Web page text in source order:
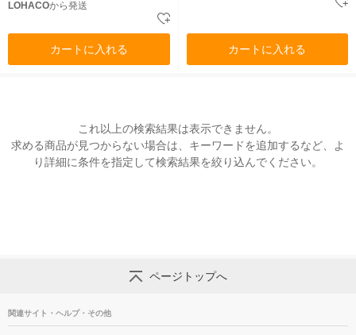
LOHACOから発送
カートに入れる カートに入れる
これ以上の検索結果は表示できません。
求める商品が見つからない場合は、キーワードを追加するなど、よ
り詳細に条件を指定して検索結果を絞り込んでください。
ページトップへ
関連サイト・ヘルプ・その他